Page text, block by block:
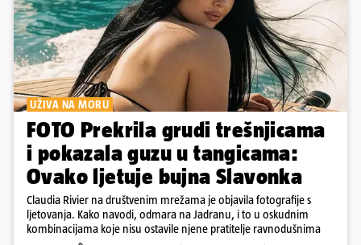
UŽIVA NA MORU
FOTO Prekrila grudi trešnjicama
i pokazala guzu u tangicama:
Ovako ljetuje bujna Slavonka
Claudia Rivier na društvenim mrežama je objavila fotografije s
ljetovanja. Kako navodi, odmara na Jadranu, i to u oskudnim
kombinacijama koje nisu ostavile njene pratitelje ravnodušnima